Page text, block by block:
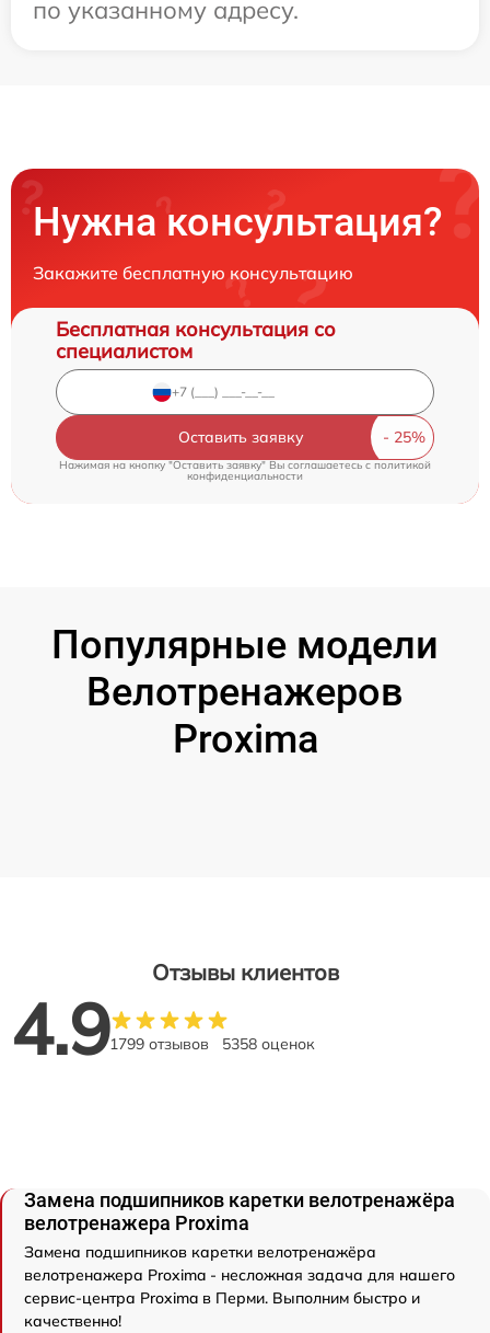
по указанному адресу.
Нужна консультация?
Закажите бесплатную консультацию
Бесплатная консультация со
специалистом
Оставить заявку
Нажимая на кнопку "Оставить заявку" Вы соглашаетесь cполитикой
конфиденциальности
Популярные модели
Велотренажеров
Proxima
Отзывы клиентов
4.91799 отзывов 5358 оценок
Замена подшипников каретки велотренажёра
велотренажера Proxima
Замена подшипников каретки велотренажёра
велотренажера Proxima - несложная задача для нашего
сервис-центра Proxima в Перми. Выполним быстро и
качественно!